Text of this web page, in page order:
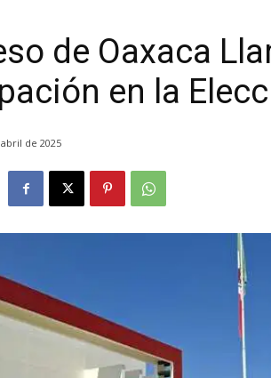
de Oaxaca
en la
de 2025